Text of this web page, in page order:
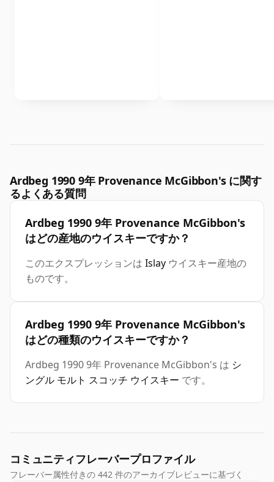
Ardbeg 1990 9年 Provenance McGibbon's に関す
るよくある質問
Ardbeg 1990 9年 Provenance McGibbon's
はどの産地のウイスキーですか？
このエクスプレッションは Islay ウイスキー産地の
ものです。
Ardbeg 1990 9年 Provenance McGibbon's
はどの種類のウイスキーですか？
Ardbeg 1990 9年 Provenance McGibbon's は シ
ングル モルト スコッチ ウイスキー です。
コミュニティフレーバープロファイル
フレーバー属性付きの 442 件のアーカイブレビューに基づく